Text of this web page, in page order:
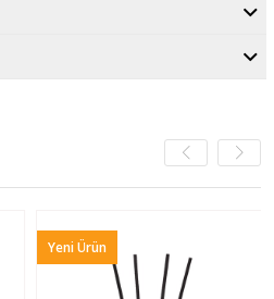
Yeni Ürün